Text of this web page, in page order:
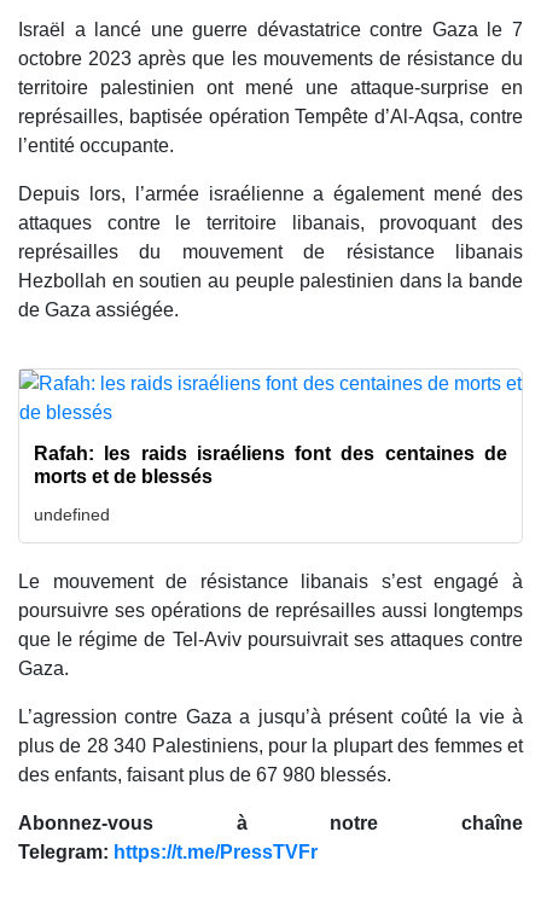
Israël a lancé une guerre dévastatrice contre Gaza le 7
octobre 2023 après que les mouvements de résistance du
territoire palestinien ont mené une attaque-surprise en
représailles, baptisée opération Tempête d’Al-Aqsa, contre
l’entité occupante.
Depuis lors, l’armée israélienne a également mené des
attaques contre le territoire libanais, provoquant des
représailles du mouvement de résistance libanais
Hezbollah en soutien au peuple palestinien dans la bande
de Gaza assiégée.
Rafah: les raids israéliens font des centaines de
morts et de blessés
undefined
Le mouvement de résistance libanais s’est engagé à
poursuivre ses opérations de représailles aussi longtemps
que le régime de Tel-Aviv poursuivrait ses attaques contre
Gaza.
L’agression contre Gaza a jusqu’à présent coûté la vie à
plus de 28 340 Palestiniens, pour la plupart des femmes et
des enfants, faisant plus de 67 980 blessés.
Abonnez-vous à notre chaîne
Telegram: https://t.me/PressTVFr